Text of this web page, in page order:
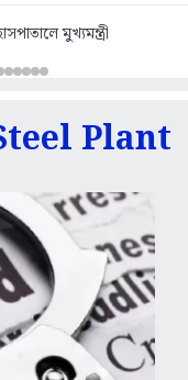
মুখ্যমন্ত্রী
Plant